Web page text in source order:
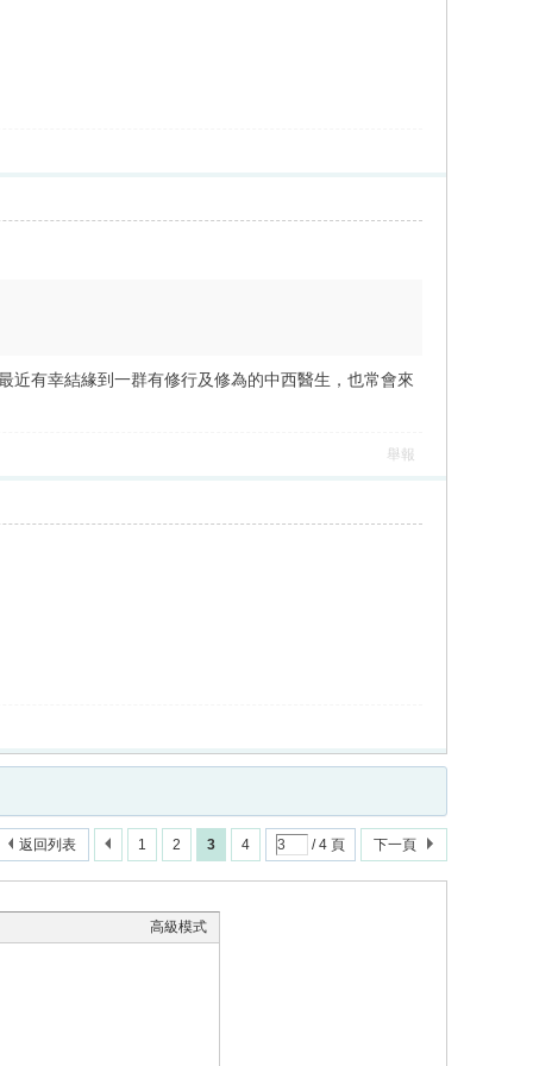
有幸結緣到一群有修行及修為的中西醫生，也常會來
舉報
1 2 3 4 / 4 頁 下一頁
返回列表
高級模式